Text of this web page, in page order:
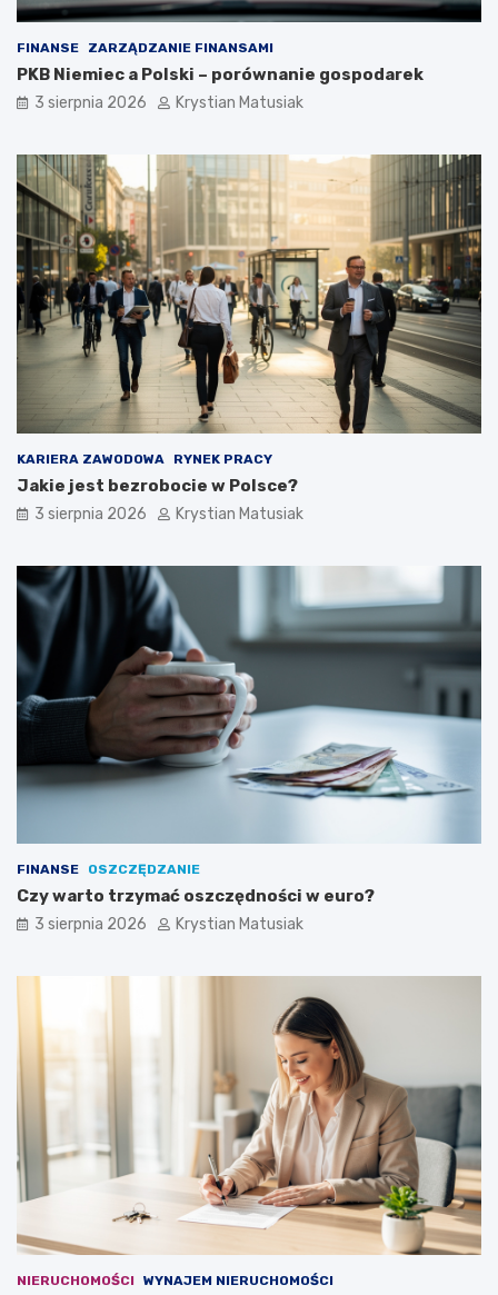
FINANSE ZARZĄDZANIE FINANSAMI
PKB Niemiec a Polski – porównanie gospodarek
3 sierpnia 2026 Krystian Matusiak
KARIERA ZAWODOWA RYNEK PRACY
Jakie jest bezrobocie w Polsce?
3 sierpnia 2026 Krystian Matusiak
FINANSE OSZCZĘDZANIE
Czy warto trzymać oszczędności w euro?
3 sierpnia 2026 Krystian Matusiak
NIERUCHOMOŚCI WYNAJEM NIERUCHOMOŚCI